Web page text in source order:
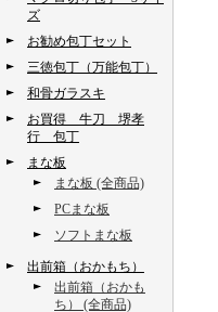
ズ
お勧め包丁セット
三徳包丁（万能包丁）
和骨ガラスキ
お買得 牛刀 堺孝
行 包丁
まな板
まな板 (全商品)
PCまな板
ソフトまな板
出前箱（おかもち）
出前箱（おかも
ち） (全商品)